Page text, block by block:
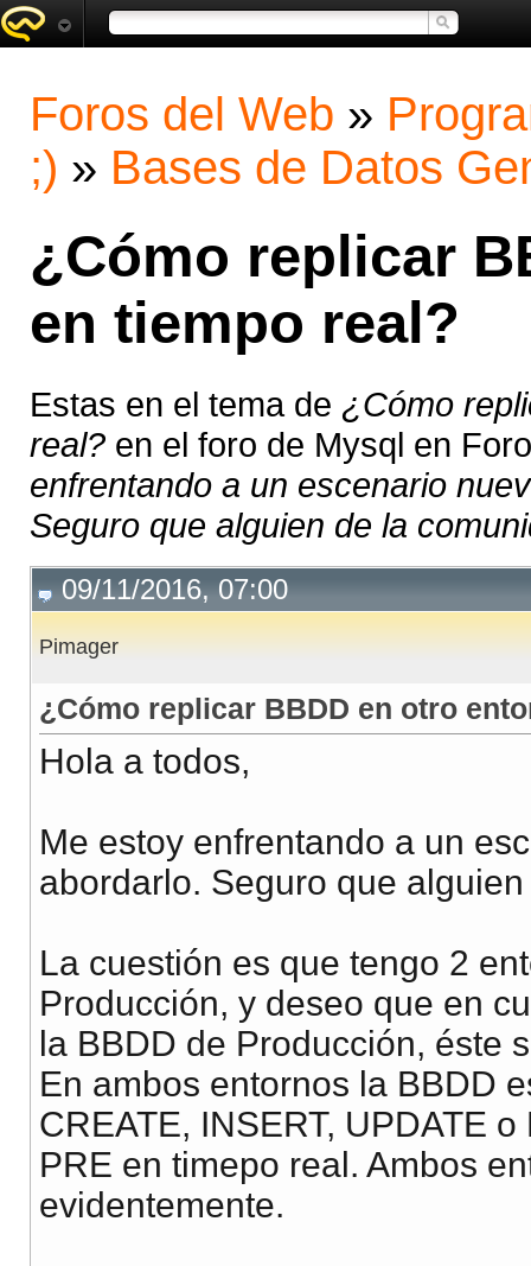
Foros del Web »
;) » Bases de Datos
¿Cómo replicar
en tiempo real?
Estas en el tema de ¿Cómo
real? en el foro de Mysql en
enfrentando a un escenario
Seguro que alguien de la
09/11/2016, 07:00
Pimager
¿Cómo replicar BBDD en otro
Hola a todos,
Me estoy enfrentando a un
abordarlo. Seguro que
La cuestión es que tengo 2
Producción, y deseo que en
la BBDD de Producción, éste
En ambos entornos la BBDD
CREATE, INSERT, UPDATE
PRE en timepo real. Ambos
evidentemente.